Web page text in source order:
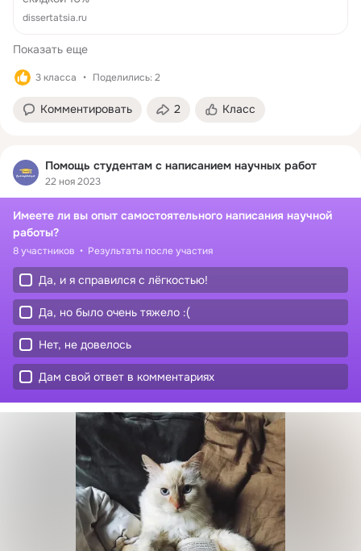
dissertatsia.ru
Показать еще
3 класса Поделились: 2
Комментировать 2 Класс
Помощь студентам с написанием научных работ
22 ноя 2023
Имеете ли вы опыт самостоятельного написания научной
работы?
8 участников Результаты после участия
Да, и я справился с лёгкостью!
Да, но было очень тяжело :(
Нет, не довелось
Дам свой ответ в комментариях